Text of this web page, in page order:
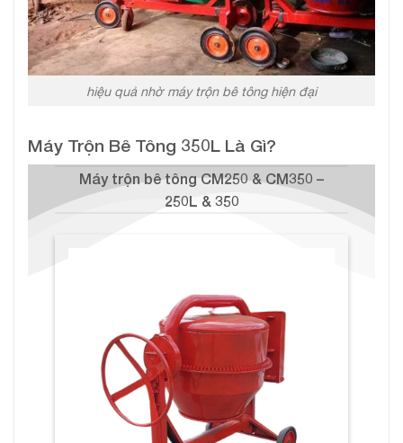
hiệu quả nhờ máy trộn bê tông hiện đại
Máy Trộn Bê Tông 350L Là Gì?
Máy trộn bê tông CM250 & CM350 –
250L & 350